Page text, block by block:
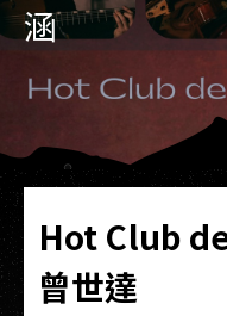
涵
Hot Club
曾世達